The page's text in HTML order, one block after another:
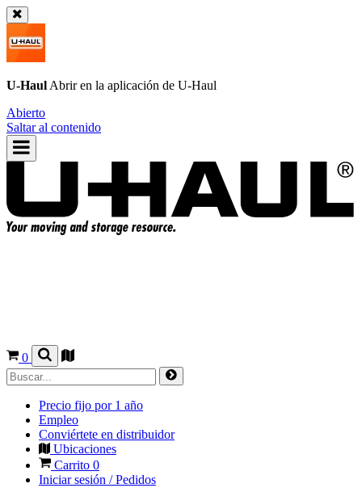
U-Haul Abrir en la aplicación de U-Haul
Abierto
Saltar al contenido
0
Precio fijo por 1 año
Empleo
Conviértete en distribuidor
Ubicaciones
Carrito 0
Iniciar sesión / Pedidos